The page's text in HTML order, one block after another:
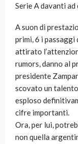
Serie A davanti ad
A suon di
primi, 6 i
attirato
rumors, danno al
presidente
scovato un
esploso
cifre importanti.
Ora, per lui,
non quella